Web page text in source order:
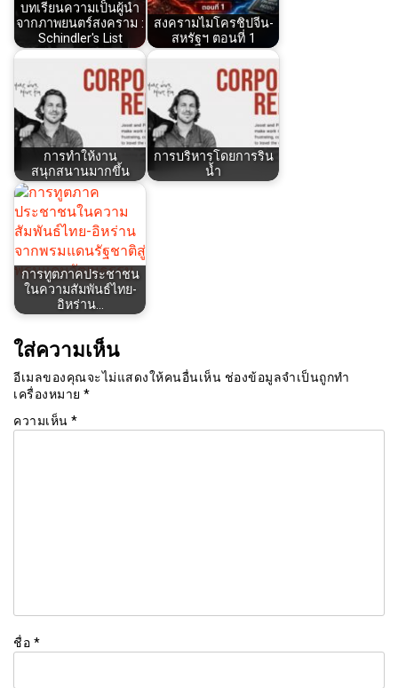
บทเรียนความเป็นผู้นำ
จากภาพยนตร์สงคราม :
Schindler's List
สงครามไมโครชิปจีน-
สหรัฐฯ ตอนที่ 1
การทำให้งาน
สนุกสนานมากขึ้น
การบริหารโดยการริน
น้ำ
การทูตภาคประชาชน
ในความสัมพันธ์ไทย-
อิหร่าน…
ใส่ความเห็น
อีเมลของคุณจะไม่แสดงให้คนอื่นเห็น ช่องข้อมูลจำเป็นถูกทำ
เครื่องหมาย *
ความเห็น *
ชื่อ *